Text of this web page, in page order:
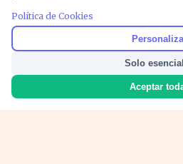
Noticias y análisis de
inversión y política.
para entender lo que
país.
Política de Cookies
Solo
Aceptar